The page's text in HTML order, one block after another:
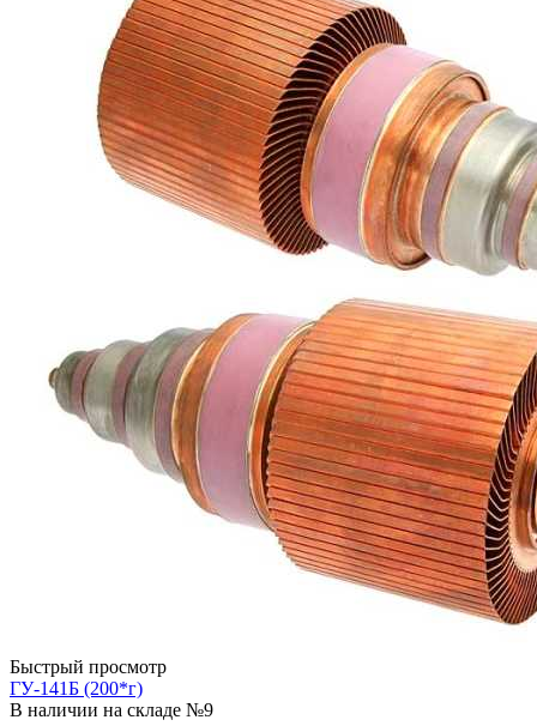
Быстрый просмотр
ГУ-141Б (200*г)
В наличии на складе №9